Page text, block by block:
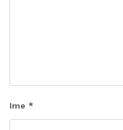
Ime *